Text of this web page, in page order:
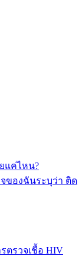
แค่ไหน?
ของฉันระบุว่า ติด
ตรวจเชื้อ HIV